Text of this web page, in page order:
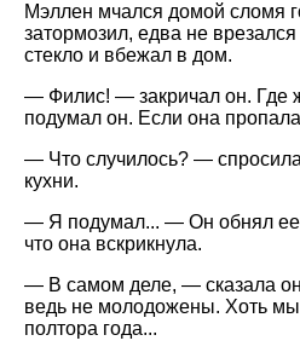
Мэллен мчался домой сломя
затормозил, едва не
стекло и вбежал в дом.
— Филис! — закричал он. Где
подумал он. Если она
— Что случилось? —
кухни.
— Я подумал... — Он обнял ее
что она вскрикнула.
— В самом деле, — сказала
ведь не молодожены. Хоть
полтора года...